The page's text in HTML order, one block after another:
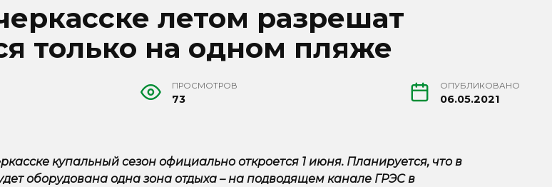
летом разрешат
только на одном пляже
ПРОСМОТРОВ
73
ОПУБЛИКОВАНО
06.05.2021
купальный сезон официально откроется 1 июня. Планируется, что в
оборудована одна зона отдыха – на подводящем канале ГРЭС в